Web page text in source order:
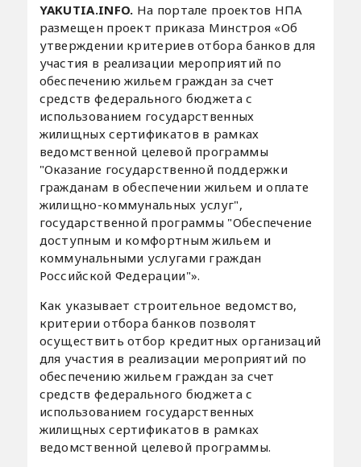
YAKUTIA.INFO. На портале проектов НПА
размещен проект приказа Минcтроя «Об
утверждении критериев отбора банков для
участия в реализации мероприятий по
обеспечению жильем граждан за счет
средств федерального бюджета с
использованием государственных
жилищных сертификатов в рамках
ведомственной целевой программы
"Оказание государственной поддержки
гражданам в обеспечении жильем и оплате
жилищно-коммунальных услуг",
государственной программы "Обеспечение
доступным и комфортным жильем и
коммунальными услугами граждан
Российской Федерации"».
Как указывает строительное ведомство,
критерии отбора банков позволят
осуществить отбор кредитных организаций
для участия ‎в реализации мероприятий по
обеспечению жильем граждан за счет
средств федерального бюджета с
использованием государственных
жилищных сертификатов в рамках
ведомственной целевой программы.